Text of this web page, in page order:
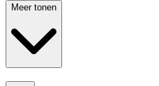
Meer tonen